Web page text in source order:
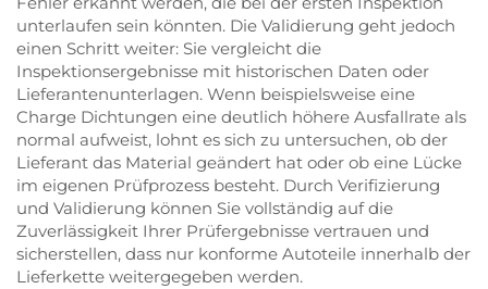
unterlaufen sein könnten. Die Validierung geht jedoch
einen Schritt weiter: Sie vergleicht die
Inspektionsergebnisse mit historischen Daten oder
Lieferantenunterlagen. Wenn beispielsweise eine
Charge Dichtungen eine deutlich höhere Ausfallrate als
normal aufweist, lohnt es sich zu untersuchen, ob der
Lieferant das Material geändert hat oder ob eine Lücke
im eigenen Prüfprozess besteht. Durch Verifizierung
und Validierung können Sie vollständig auf die
Zuverlässigkeit Ihrer Prüfergebnisse vertrauen und
sicherstellen, dass nur konforme Autoteile innerhalb der
Lieferkette weitergegeben werden.